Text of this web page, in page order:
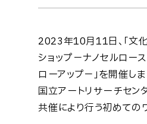
2023年10月11日、「文
ショップ－ナノセルロ
ローアップ－」を開催し
国立アートリサーチセ
共催により行う初めての